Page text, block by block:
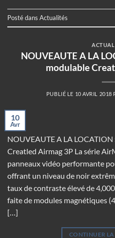
Posté dans Actualités
NOUVEAUTE A LA
modulable
PUBLIÉ LE 10 AVRIL 2018
10
Avr
NOUVEAUTE A LA
Creatled Airmag 3P La série
panneaux vidéo performante
offrant un niveau de noir
taux de contraste élevé de
faite de modules magnétiques
[…]
CONTINUER LA